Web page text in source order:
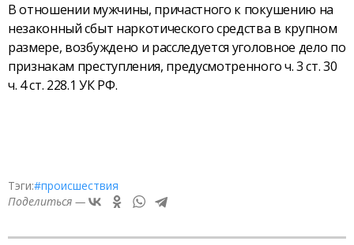
В отношении мужчины, причастного к покушению на
незаконный сбыт наркотического средства в крупном
размере, возбуждено и расследуется уголовное дело по
признакам преступления, предусмотренного ч. 3 ст. 30
ч. 4 ст. 228.1 УК РФ.
Тэги:#происшествия
Поделиться —